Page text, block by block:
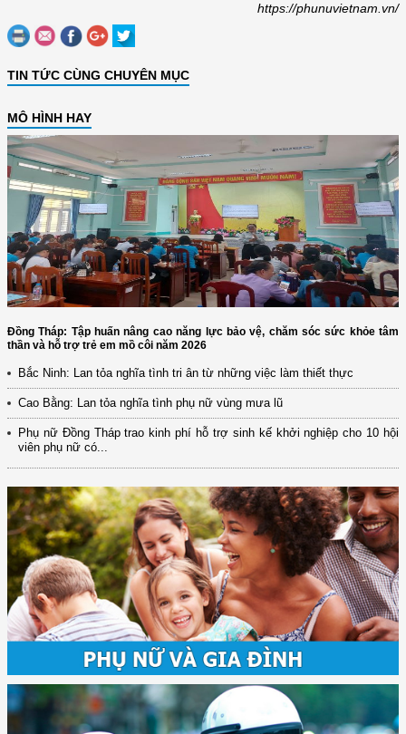
https://phunuvietnam.vn/
TIN TỨC CÙNG CHUYÊN MỤC
MÔ HÌNH HAY
Đồng Tháp: Tập huấn nâng cao năng lực bảo vệ, chăm sóc sức khỏe tâm
thần và hỗ trợ trẻ em mồ côi năm 2026
Bắc Ninh: Lan tỏa nghĩa tình tri ân từ những việc làm thiết thực
Cao Bằng: Lan tỏa nghĩa tình phụ nữ vùng mưa lũ
Phụ nữ Đồng Tháp trao kinh phí hỗ trợ sinh kế khởi nghiệp cho 10 hội
viên phụ nữ có...